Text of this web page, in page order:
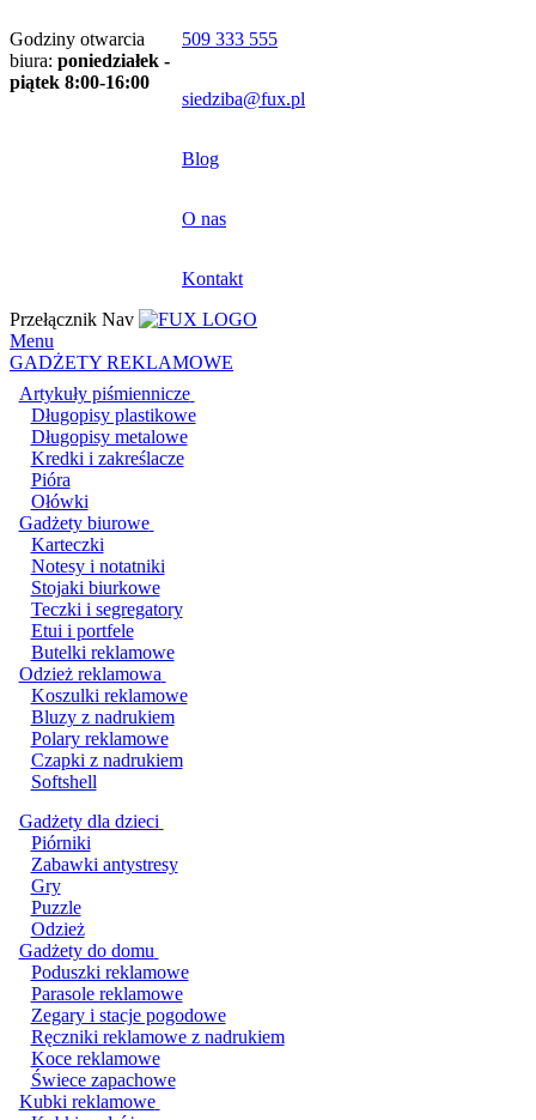
Godziny otwarcia
biura: poniedziałek -
piątek 8:00-16:00
509 333 555
siedziba@fux.pl
Blog
O nas
Kontakt
Przełącznik Nav
Menu
GADŻETY REKLAMOWE
Artykuły piśmiennicze
Długopisy plastikowe
Długopisy metalowe
Kredki i zakreślacze
Pióra
Ołówki
Gadżety biurowe
Karteczki
Notesy i notatniki
Stojaki biurkowe
Teczki i segregatory
Etui i portfele
Butelki reklamowe
Odzież reklamowa
Koszulki reklamowe
Bluzy z nadrukiem
Polary reklamowe
Czapki z nadrukiem
Softshell
Gadżety dla dzieci
Piórniki
Zabawki antystresy
Gry
Puzzle
Odzież
Gadżety do domu
Poduszki reklamowe
Parasole reklamowe
Zegary i stacje pogodowe
Ręczniki reklamowe z nadrukiem
Koce reklamowe
Świece zapachowe
Kubki reklamowe